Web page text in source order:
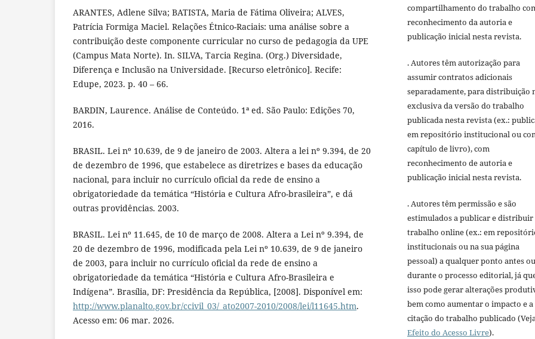
ARANTES, Adlene Silva; BATISTA, Maria de Fátima Oliveira; ALVES,
Patrícia Formiga Maciel. Relações Étnico-Raciais: uma análise sobre a
contribuição deste componente curricular no curso de pedagogia da UPE
(Campus Mata Norte). In. SILVA, Tarcia Regina. (Org.) Diversidade,
Diferença e Inclusão na Universidade. [Recurso eletrônico]. Recife:
Edupe, 2023. p. 40 – 66.
BARDIN, Laurence. Análise de Conteúdo. 1ª ed. São Paulo: Edições 70,
2016.
BRASIL. Lei nº 10.639, de 9 de janeiro de 2003. Altera a lei nº 9.394, de 20
de dezembro de 1996, que estabelece as diretrizes e bases da educação
nacional, para incluir no currículo oficial da rede de ensino a
obrigatoriedade da temática “História e Cultura Afro-brasileira”, e dá
outras providências. 2003.
BRASIL. Lei nº 11.645, de 10 de março de 2008. Altera a Lei nº 9.394, de
20 de dezembro de 1996, modificada pela Lei nº 10.639, de 9 de janeiro
de 2003, para incluir no currículo oficial da rede de ensino a
obrigatoriedade da temática “História e Cultura Afro-Brasileira e
Indígena”. Brasília, DF: Presidência da República, [2008]. Disponível em:
http://www.planalto.gov.br/ccivil_03/_ato2007-2010/2008/lei/l11645.htm.
Acesso em: 06 mar. 2026.
compartilhamento do trabalho
reconhecimento da autoria e
publicação inicial nesta revista.
. Autores têm autorização para
assumir contratos adicionais
separadamente, para distribuição
exclusiva da versão do trabalho
publicada nesta revista (ex.:
em repositório institucional ou
capítulo de livro), com
reconhecimento de autoria e
publicação inicial nesta revista.
. Autores têm permissão e são
estimulados a publicar e distribuir
trabalho online (ex.: em
institucionais ou na sua página
pessoal) a qualquer ponto antes ou
durante o processo editorial, já
isso pode gerar alterações
bem como aumentar o impacto e a
citação do trabalho publicado
Efeito do Acesso Livre).